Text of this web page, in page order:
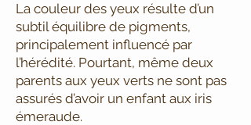
La couleur des yeux résulte d’un
subtil équilibre de pigments,
principalement influencé par
l’hérédité. Pourtant, même deux
parents aux yeux verts ne sont pas
assurés d’avoir un enfant aux iris
émeraude.